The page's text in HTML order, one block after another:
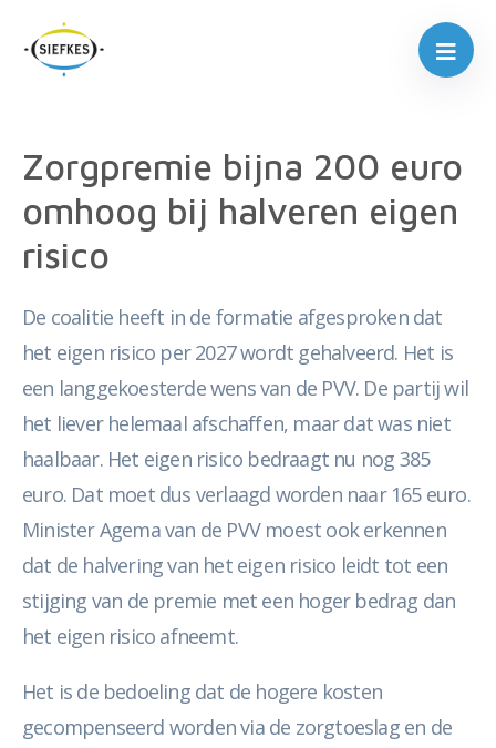
Zorgpremie bijna 200 euro
omhoog bij halveren eigen
risico
De coalitie heeft in de formatie afgesproken dat
het eigen risico per 2027 wordt gehalveerd. Het is
een langgekoesterde wens van de PVV. De partij wil
het liever helemaal afschaffen, maar dat was niet
haalbaar. Het eigen risico bedraagt nu nog 385
euro. Dat moet dus verlaagd worden naar 165 euro.
Minister Agema van de PVV moest ook erkennen
dat de halvering van het eigen risico leidt tot een
stijging van de premie met een hoger bedrag dan
het eigen risico afneemt.
Het is de bedoeling dat de hogere kosten
gecompenseerd worden via de zorgtoeslag en de